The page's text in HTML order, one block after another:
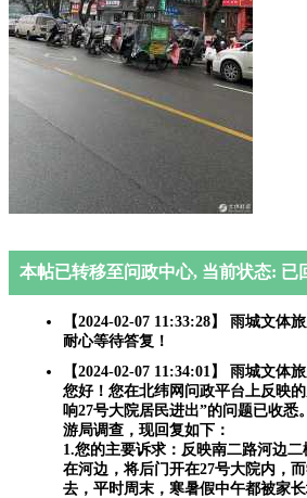
本帖已转移至问政中心, 当前状态: 已
【2024-02-07 11:33:28】 雨城文
耐心等待答复！
【2024-02-07 11:34:01】 雨城文体
您好！您在北纬网问政平台上反映
响27号大院居民进出”的问题已收悉
游局调查，现回复如下：
1.您的主要诉求：反映南二路河边
在河边，将后门开在27号大院内，
去，平时周末，寒暑假中午都被家